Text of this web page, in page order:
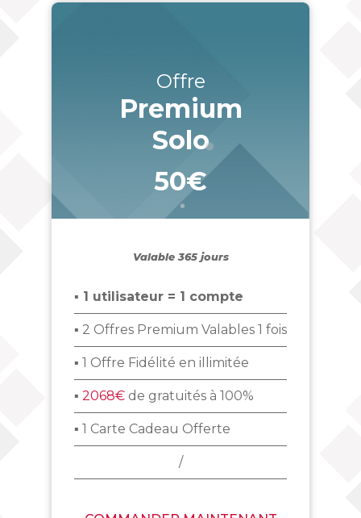
Offre
Premium
Solo
50€
_
Valable 365 jours
▪ 1 utilisateur = 1 compte
▪ 2 Offres Premium Valables 1 fois
▪ 1 Offre Fidélité en illimitée
▪ 2068€ de gratuités à 100%
▪ 1 Carte Cadeau Offerte
/